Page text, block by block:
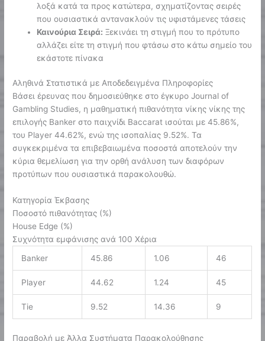
λοξά κατά τα προς κατώτερα, σχηματίζοντας σειρές
που ουσιαστικά αντανακλούν τις υφιστάμενες τάσεις
Καινούρια Σειρά: Ξεκινάει τη στιγμή που το πρότυπο
αλλάζει είτε τη στιγμή που φτάσω στο κάτω σημείο του
εκάστοτε πίνακα
Αληθινά Στατιστικά με Αποδεδειγμένα Πληροφορίες
Βάσει έρευνας που δημοσιεύθηκε στο έγκυρο Journal of
Gambling Studies, η μαθηματική πιθανότητα νίκης νίκης της
επιλογής Banker στο παιχνίδι Baccarat ισούται με 45.86%,
του Player 44.62%, ενώ της ισοπαλίας 9.52%. Τα
συγκεκριμένα τα επιβεβαιωμένα ποσοστά αποτελούν την
κύρια θεμελίωση για την ορθή ανάλυση των διαφόρων
προτύπων που ουσιαστικά παρακολουθώ.
Κατηγορία Έκβασης
Ποσοστό πιθανότητας (%)
House Edge (%)
Συχνότητα εμφάνισης ανά 100 Χέρια
Banker
45.86 1.06 46
Player 44.62 1.24 45
Tie 9.52 14.36 9
Παραβολή με Άλλα Συστήματα Παρακολούθησης